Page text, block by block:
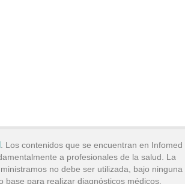
. Los contenidos que se encuentran en Infomed
a profesionales de la salud. La
no debe ser utilizada, bajo ninguna
base para realizar diagnósticos médicos,